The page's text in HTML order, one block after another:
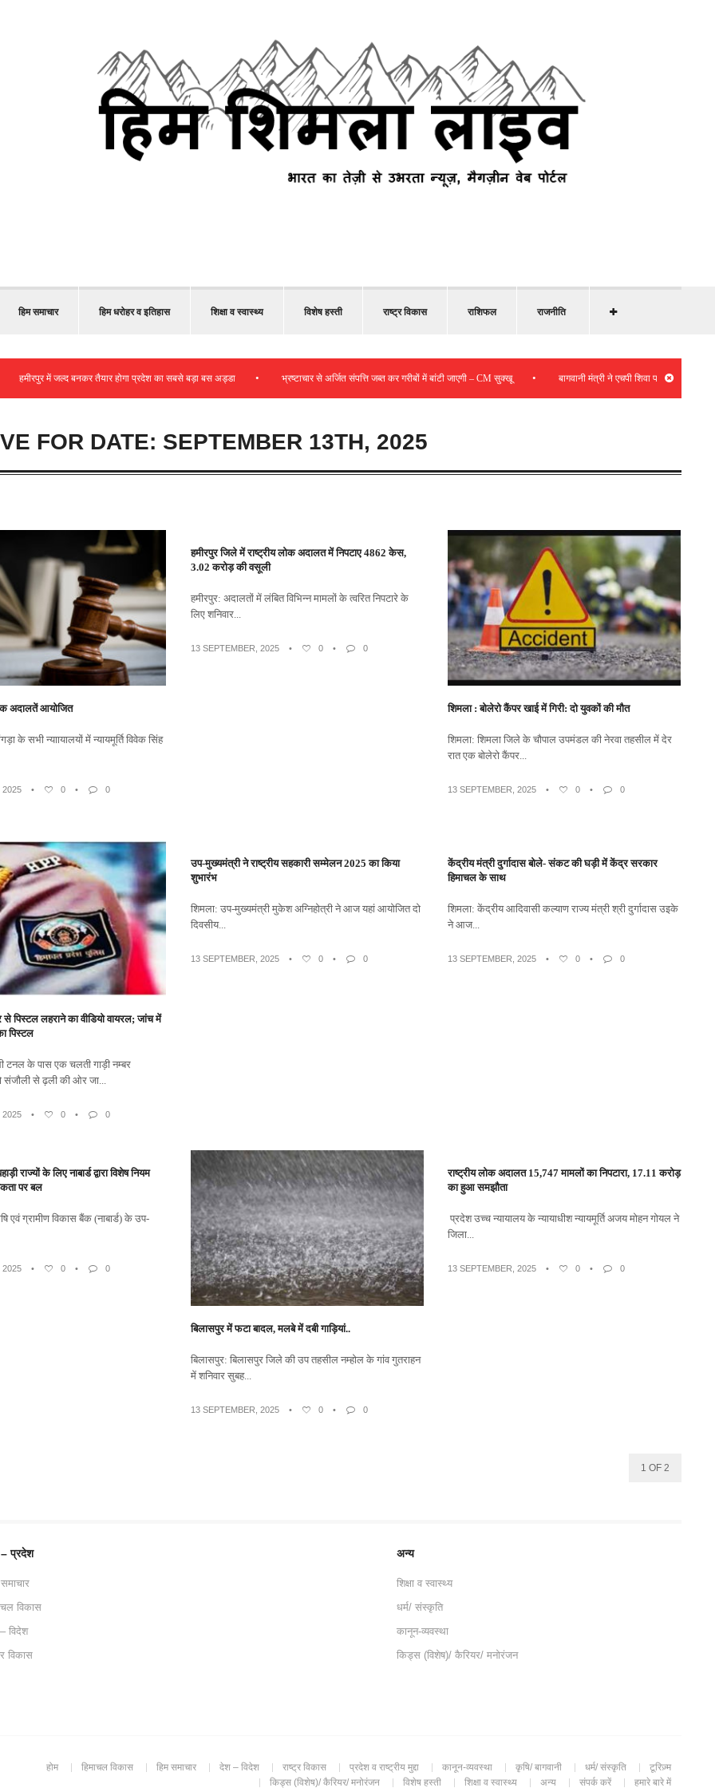
हिम समाचार हिम धरोहर व इतिहास शिक्षा व स्वास्थ्य विशेष हस्ती राष्ट्र विकास राशिफल राजनीति
हमीरपुर में जल्द बनकर तैयार होगा प्रदेश का सबसे बड़ा बस अड्डा भ्रष्टाचार से अर्जित संपत्ति जब्त कर गरीबों में बांटी जाएगी – CM सुक्खू बागवानी मंत्री ने एचपी शिवा परियोजना की
FOR DATE: SEPTEMBER 13TH, 2025
अदालतें आयोजित
के सभी न्याायालयों में न्यायमूर्ति विवेक सिंह
2025 • 0 • 0
हमीरपुर जिले में राष्ट्रीय लोक अदालत में निपटाए 4862 केस,
3.02 करोड़ की वसूली
हमीरपुर: अदालतों में लंबित विभिन्न मामलों के त्वरित निपटारे के
लिए शनिवार...
13 SEPTEMBER, 2025 • 0 • 0
शिमला : बोलेरो कैंपर खाई में गिरी: दो युवकों की मौत
शिमला: शिमला जिले के चौपाल उपमंडल की नेरवा तहसील में देर
रात एक बोलेरो कैंपर...
13 SEPTEMBER, 2025 • 0 • 0
पिस्टल लहराने का वीडियो वायरल; जांच में
पिस्टल
टनल के पास एक चलती गाड़ी नम्बर
संजौली से ढ़ली की ओर जा...
2025 • 0 • 0
उप-मुख्यमंत्री ने राष्ट्रीय सहकारी सम्मेलन 2025 का किया
शुभारंभ
शिमला: उप-मुख्यमंत्री मुकेश अग्निहोत्री ने आज यहां आयोजित दो
दिवसीय...
13 SEPTEMBER, 2025 • 0 • 0
केंद्रीय मंत्री दुर्गादास बोले- संकट की घड़ी में केंद्र सरकार
हिमाचल के साथ
शिमला: केंद्रीय आदिवासी कल्याण राज्य मंत्री श्री दुर्गादास उइके
ने आज...
13 SEPTEMBER, 2025 • 0 • 0
राज्यों के लिए नाबार्ड द्वारा विशेष नियम
पर बल
एवं ग्रामीण विकास बैंक (नाबार्ड) के उप-
2025 • 0 • 0
बिलासपुर में फटा बादल, मलबे में दबी गाड़ियां..
बिलासपुर: बिलासपुर जिले की उप तहसील नम्होल के गांव गुतराहन
में शनिवार सुबह...
13 SEPTEMBER, 2025 • 0 • 0
राष्ट्रीय लोक अदालत 15,747 मामलों का निपटारा, 17.11 करोड़
का हुआ समझौता
प्रदेश उच्च न्यायालय के न्यायाधीश न्यायमूर्ति अजय मोहन गोयल ने
जिला...
13 SEPTEMBER, 2025 • 0 • 0
1 OF 2
प्रदेश
विकास
विदेश
विकास
अन्य
शिक्षा व स्वास्थ्य
धर्म/ संस्कृति
कानून-व्यवस्था
किड्स (विशेष)/ कैरियर/ मनोरंजन
होम हिमाचल विकास हिम समाचार देश – विदेश राष्ट्र विकास प्रदेश व राष्ट्रीय मुद्दा कानून-व्यवस्था कृषि/ बागवानी धर्म/ संस्कृति
टूरिज़्म
किड्स (विशेष)/ कैरियर/ मनोरंजन
विशेष हस्ती शिक्षा व स्वास्थ्य अन्य संपर्क करें हमारे बारे में